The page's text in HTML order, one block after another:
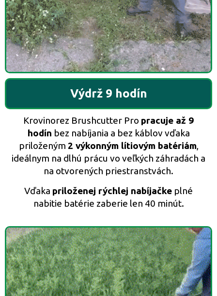
Výdrž 9 hodín
Krovinorez Brushcutter Pro pracuje až 9
hodín bez nabíjania a bez káblov vďaka
priloženým 2 výkonným lítiovým batériám,
ideálnym na dlhú prácu vo veľkých záhradách a
na otvorených priestranstvách.
Vďaka priloženej rýchlej nabíjačke plné
nabitie batérie zaberie len 40 minút.